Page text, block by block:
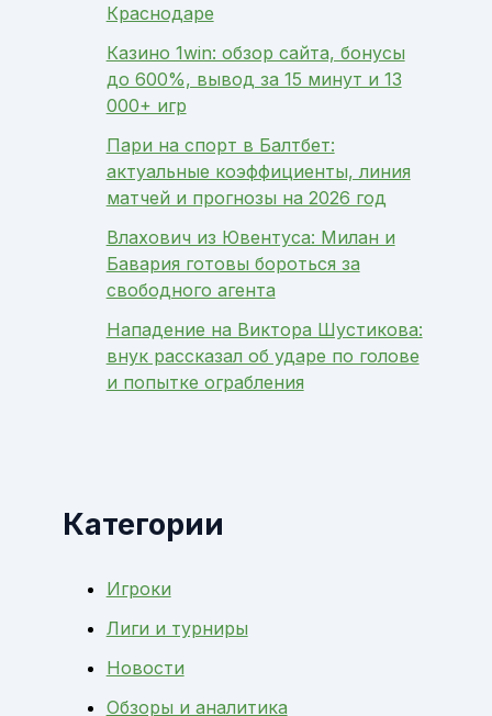
Краснодаре
Казино 1win: обзор сайта, бонусы
до 600%, вывод за 15 минут и 13
000+ игр
Пари на спорт в Балтбет:
актуальные коэффициенты, линия
матчей и прогнозы на 2026 год
Влахович из Ювентуса: Милан и
Бавария готовы бороться за
свободного агента
Нападение на Виктора Шустикова:
внук рассказал об ударе по голове
и попытке ограбления
Категории
Игроки
Лиги и турниры
Новости
Обзоры и аналитика